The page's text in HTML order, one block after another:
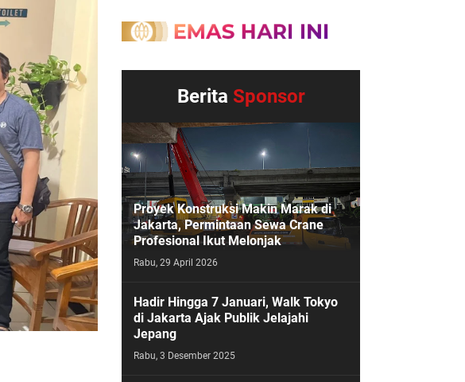
Berita Sponsor
Proyek Konstruksi Makin Marak di
Jakarta, Permintaan Sewa Crane
Profesional Ikut Melonjak
Rabu, 29 April 2026
Hadir Hingga 7 Januari, Walk Tokyo
di Jakarta Ajak Publik Jelajahi
Jepang
Rabu, 3 Desember 2025